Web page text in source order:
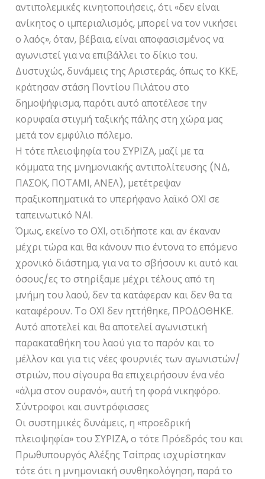
αντιπολεμικές κινητοποιήσεις, ότι «δεν είναι
ανίκητος ο ιμπεριαλισμός, μπορεί να τον νικήσει
ο λαός», όταν, βέβαια, είναι αποφασισμένος να
αγωνιστεί για να επιβάλλει το δίκιο του.
Δυστυχώς, δυνάμεις της Αριστεράς, όπως το ΚΚΕ,
κράτησαν στάση Ποντίου Πιλάτου στο
δημοψήφισμα, παρότι αυτό αποτέλεσε την
κορυφαία στιγμή ταξικής πάλης στη χώρα μας
μετά τον εμφύλιο πόλεμο.
Η τότε πλειοψηφία του ΣΥΡΙΖΑ, μαζί με τα
κόμματα της μνημονιακής αντιπολίτευσης (ΝΔ,
ΠΑΣΟΚ, ΠΟΤΑΜΙ, ΑΝΕΛ), μετέτρεψαν
πραξικοπηματικά το υπερήφανο λαϊκό ΟΧΙ σε
ταπεινωτικό ΝΑΙ.
Όμως, εκείνο το ΟΧΙ, οτιδήποτε και αν έκαναν
μέχρι τώρα και θα κάνουν πιο έντονα το επόμενο
χρονικό διάστημα, για να το σβήσουν κι αυτό και
όσους/ες το στηρίξαμε μέχρι τέλους από τη
μνήμη του λαού, δεν τα κατάφεραν και δεν θα τα
καταφέρουν. Το ΟΧΙ δεν ηττήθηκε, ΠΡΟΔΟΘΗΚΕ.
Αυτό αποτελεί και θα αποτελεί αγωνιστική
παρακαταθήκη του λαού για το παρόν και το
μέλλον και για τις νέες φουρνιές των αγωνιστών/
στριών, που σίγουρα θα επιχειρήσουν ένα νέο
«άλμα στον ουρανό», αυτή τη φορά νικηφόρο.
Σύντροφοι και συντρόφισσες
Οι συστημικές δυνάμεις, η «προεδρική
πλειοψηφία» του ΣΥΡΙΖΑ, ο τότε Πρόεδρός του και
Πρωθυπουργός Αλέξης Τσίπρας ισχυρίστηκαν
τότε ότι η μνημονιακή συνθηκολόγηση, παρά το